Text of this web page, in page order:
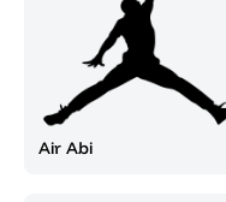
Air Abi